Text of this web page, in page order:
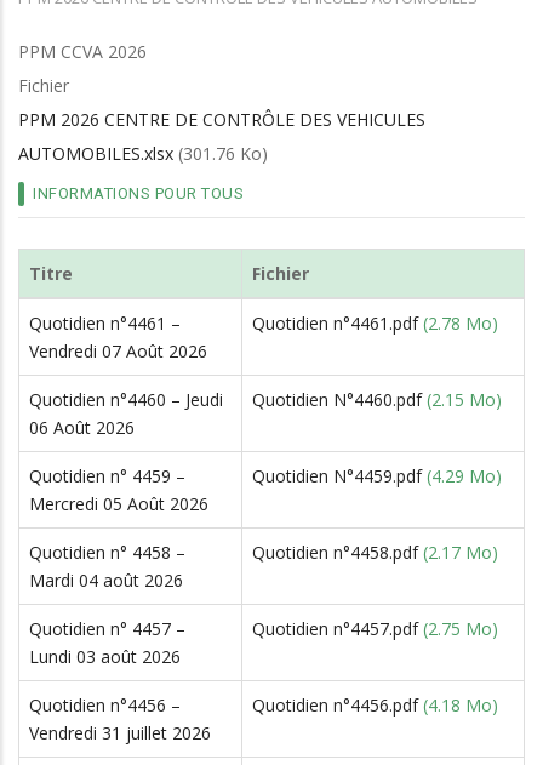
PPM CCVA 2026
Fichier
PPM 2026 CENTRE DE CONTRÔLE DES VEHICULES
AUTOMOBILES.xlsx (301.76 Ko)
INFORMATIONS POUR TOUS
Titre Fichier
Quotidien n°4461 –
Vendredi 07 Août 2026
Quotidien n°4461.pdf (2.78 Mo)
Quotidien n°4460 – Jeudi
06 Août 2026
Quotidien N°4460.pdf (2.15 Mo)
Quotidien n° 4459 –
Mercredi 05 Août 2026
Quotidien N°4459.pdf (4.29 Mo)
Quotidien n° 4458 –
Mardi 04 août 2026
Quotidien n°4458.pdf (2.17 Mo)
Quotidien n° 4457 –
Lundi 03 août 2026
Quotidien n°4457.pdf (2.75 Mo)
Quotidien n°4456 –
Vendredi 31 juillet 2026
Quotidien n°4456.pdf (4.18 Mo)